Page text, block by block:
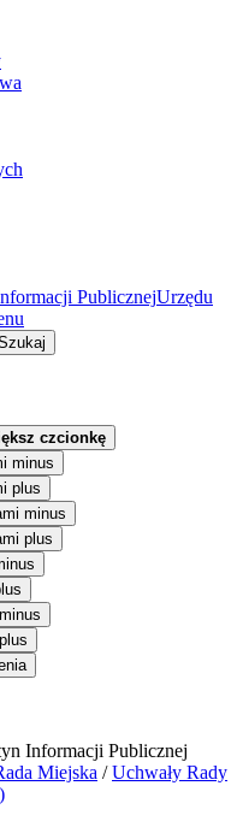
PublicznejUrzędu
czcionkę
minus
plus
minus
plus
Miejska /Uchwały Rady